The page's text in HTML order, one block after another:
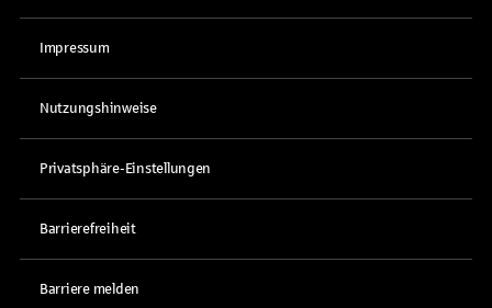
Impressum
Nutzungshinweise
Privatsphäre-Einstellungen
Barrierefreiheit
Barriere melden